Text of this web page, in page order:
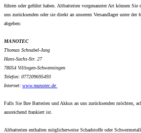
führen oder geführt haben. Altbatterien vorgenannter Art können Sie
uns zurücksenden oder sie direkt an unserem Versandlager unter der
abgeben:
MANOTEC
Thomas Schnabel-Jung
Hans-Sachs-Str. 27
78054 Villingen-Schwenningen
Telefon: 077209695493
Internet: www.manotec.de
Falls Sie Ihre Batterien und Akkus an uns zurücksenden möchten,
ausreichend frankiert ist.
Altbatterien enthalten möglicherweise Schadstoffe oder